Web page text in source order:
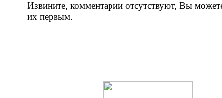
Извините, комментарии отсутствуют, Вы
их первым.